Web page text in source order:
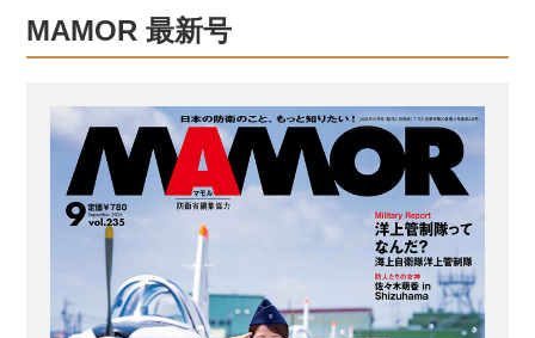
に1度の大演奏会。主に音楽隊が脚光を
浴びるイベントだが、舞台裏で運営を
や演出、写真や映像の撮影、舞台上で
の補佐役など、あらゆるサポートを隊
員たちが実施している。 2020年と21年
は新型コロナウイルスの影響で中止と
なり、22年は観客数が制限されたなか
での開催となった。 4年ぶりに制限な
し、東京・九段にある日本武道館で...
MAMOR 最新号